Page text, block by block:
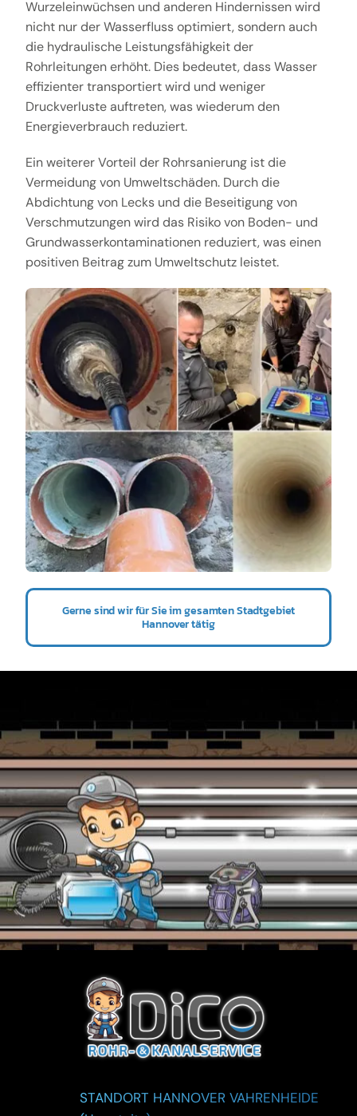
Wurzeleinwüchsen und anderen Hindernissen wird
nicht nur der Wasserfluss optimiert, sondern auch
die hydraulische Leistungsfähigkeit der
Rohrleitungen erhöht. Dies bedeutet, dass Wasser
effizienter transportiert wird und weniger
Druckverluste auftreten, was wiederum den
Energieverbrauch reduziert.
Ein weiterer Vorteil der Rohrsanierung ist die
Vermeidung von Umweltschäden. Durch die
Abdichtung von Lecks und die Beseitigung von
Verschmutzungen wird das Risiko von Boden- und
Grundwasserkontaminationen reduziert, was einen
positiven Beitrag zum Umweltschutz leistet.
Gerne sind wir für Sie im gesamten Stadtgebiet
Hannover tätig
STANDORT HANNOVER VAHRENHEIDE